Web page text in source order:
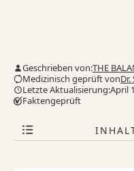
Geschrieben von:THE
Medizinisch geprüft von
Letzte Aktualisierung:April
Faktengeprüft